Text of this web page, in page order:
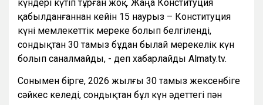
күндері күтіп тұрған жоқ. Жаңа Конституция
қабылданғаннан кейін 15 наурыз – Конституция
күні мемлекеттік мереке болып белгіленді,
сондықтан 30 тамыз бұдан былай мерекелік күн
болып саналмайды, - деп хабарлайды Almaty.tv.
Сонымен бірге, 2026 жылғы 30 тамыз жексенбіге
сәйкес келеді, сондықтан бұл күн әдеттегі пән